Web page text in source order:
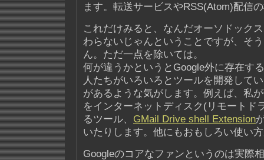
ます。転送サービスやRSS(Atom)配信
これだけみると、なんだオーソドック
わらないじゃんということですが、そ
ん。ただ一点を除いては。
何が違うかというとGoogle外に存在す
人たちがいろいろとツールを開発して
があるような気がします。例えば、私
をインターネットディスク(リモートド
るツール、 GMail Drive shell Extension
いたりします。他にもおもしろい使い
Googleのコアなファンというのは実際